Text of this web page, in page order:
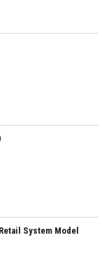
System Model